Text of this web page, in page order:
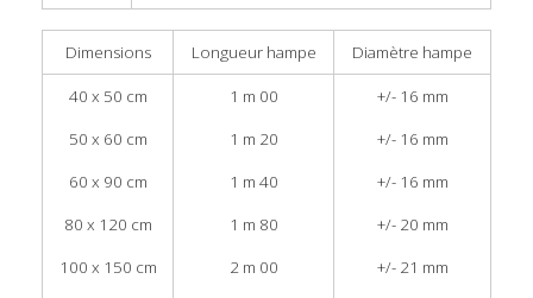
Dimensions Longueur hampe Diamètre hampe
40 x 50 cm 1 m 00
+/- 16 mm
50 x 60 cm
1 m 20
+/- 16 mm
60 x 90 cm
1 m 40
+/- 16 mm
80 x 120 cm
1 m 80
+/- 20 mm
100 x 150 cm
2 m 00
+/- 21 mm